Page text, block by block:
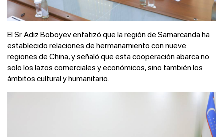
El Sr. Adiz Boboyev enfatizó que la región de Samarcanda ha
establecido relaciones de hermanamiento con nueve
regiones de China, y señaló que esta cooperación abarca no
solo los lazos comerciales y económicos, sino también los
ámbitos cultural y humanitario.